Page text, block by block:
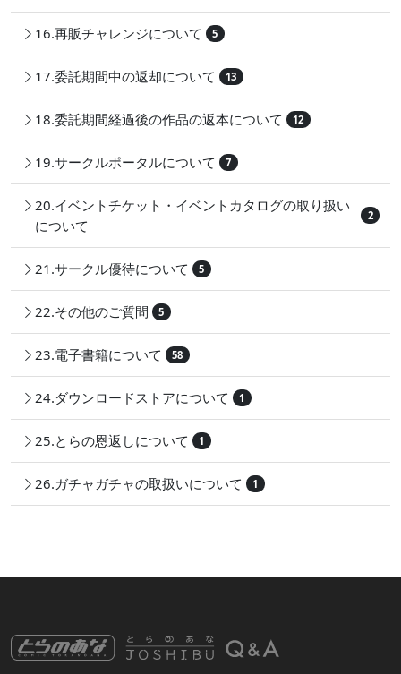
16.再販チャレンジについて 5
17.委託期間中の返却について 13
18.委託期間経過後の作品の返本について 12
19.サークルポータルについて 7
20.イベントチケット・イベントカタログの取り扱い
について
2
21.サークル優待について 5
22.その他のご質問 5
23.電子書籍について 58
24.ダウンロードストアについて 1
25.とらの恩返しについて 1
26.ガチャガチャの取扱いについて 1